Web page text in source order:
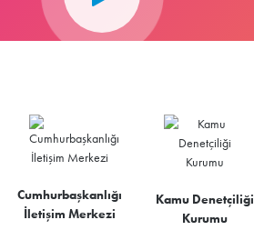
Cumhurbaşkanlığı
İletişim Merkezi
Kamu Denetçiliği
Kurumu